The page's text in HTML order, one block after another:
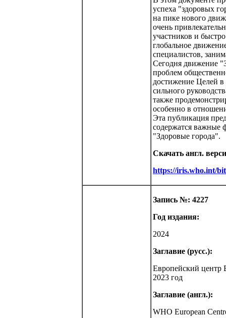
успеха "здоровых
на пике нового
очень
участников и
глобальное
специалистов,
Сегодня движение
проблем
достижение Целей в
сильного
также
особенно в
Эта публикация
содержатся важные
"Здоровые города".
Скачать англ.
https://iris.who.int/
Запись №: 4227
Год издания:
2024
Заглавие (русс.):
Европейский центр
2023 год
Заглавие (англ.):
WHO European